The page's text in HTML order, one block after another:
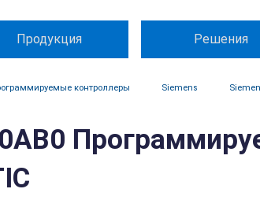
Продукция Решения
контроллеры Siemens